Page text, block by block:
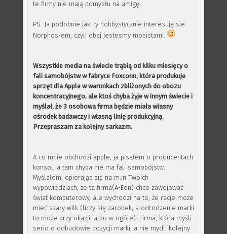
te firmy nie mają pomysłu na amigę.
PS. Ja podobnie jak Ty hobbystycznie interesuję sie
Norphos-em, czyli obaj jestesmy mosistami.
Wszystkie media na świecie trąbią od kilku miesięcy o
fali samobójstw w fabryce Foxconn, która produkuje
sprzęt dla Apple w warunkach zbliżonych do obozu
koncentracyjnego, ale ktoś chyba żyje w innym świecie i
myślał, że 3 osobowa firma będzie miała własny
ośrodek badawczy i własną linię produkcyjną.
Przepraszam za kolejny sarkazm.
A co mnie obchodzi apple, ja pisałem o producentach
konsol, a tam chyba nie ma fali samobójstw.
Myślałem, opierając się na m.in Twoich
wypowiedziach, że ta firma(A-Eon) chce zawojować
świat komputerowy, ale wychodzi na to, że racje może
mieć szary wilk (liczy się zarobek, a odrodzenie marki
to może przy okazji, albo w ogóle). Firma, która myśli
serio o odbudowie pozycji marki, a nie mydli kolejny